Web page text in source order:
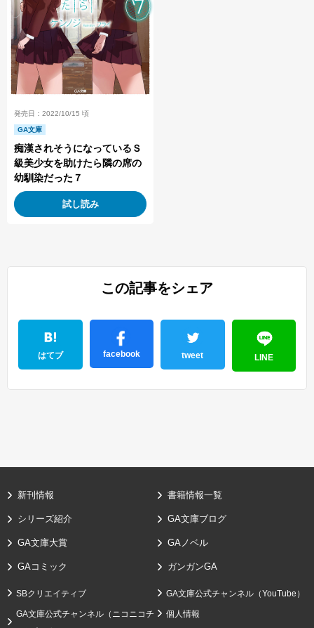
発売日：2022/10/15 頃
GA文庫
痴漢されそうになっているＳ
級美少女を助けたら隣の席の
幼馴染だった７
試し読み
この記事をシェア
はてブ facebook tweet LINE
新刊情報 書籍情報一覧
シリーズ紹介 GA文庫ブログ
GA文庫大賞 GAノベル
GAコミック ガンガンGA
SBクリエイティブ GA文庫公式チャンネル（YouTube）
GA文庫公式チャンネル（ニコニコチ
個人情報